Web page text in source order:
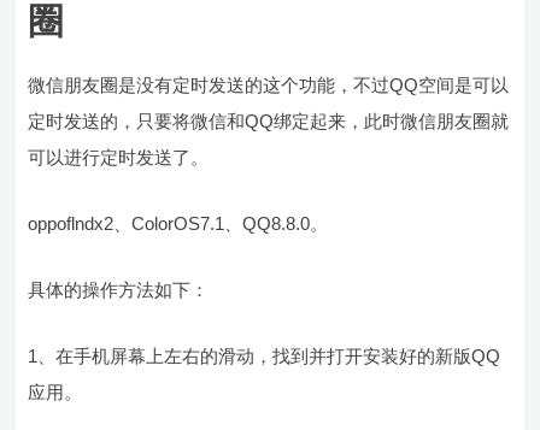
圈
微信朋友圈是没有定时发送的这个功能，不过QQ空间是可以
定时发送的，只要将微信和QQ绑定起来，此时微信朋友圈就
可以进行定时发送了。
oppoflndx2、ColorOS7.1、QQ8.8.0。
具体的操作方法如下：
1、在手机屏幕上左右的滑动，找到并打开安装好的新版QQ
应用。